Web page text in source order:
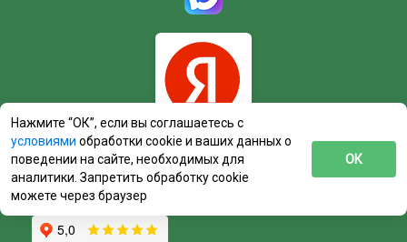
Нажмите “ОК”, если вы соглашаетесь с
условиями обработки cookie и ваших данных о
поведении на сайте, необходимых для
аналитики. Запретить обработку cookie
можете через браузер
ОК